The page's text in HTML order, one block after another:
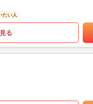
たい人
る